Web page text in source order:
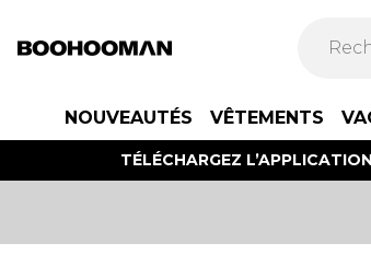
NOUVEAUTÉS VÊTEMENTS
TÉLÉCHARGEZ L’APPLICATION